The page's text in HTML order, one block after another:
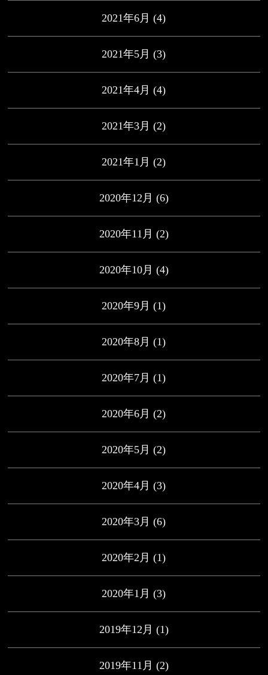
2021年6月 (4)
2021年5月 (3)
2021年4月 (4)
2021年3月 (2)
2021年1月 (2)
2020年12月 (6)
2020年11月 (2)
2020年10月 (4)
2020年9月 (1)
2020年8月 (1)
2020年7月 (1)
2020年6月 (2)
2020年5月 (2)
2020年4月 (3)
2020年3月 (6)
2020年2月 (1)
2020年1月 (3)
2019年12月 (1)
2019年11月 (2)